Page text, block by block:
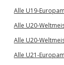
Alle U19-
Alle U20-
Alle U20-
Alle U21-